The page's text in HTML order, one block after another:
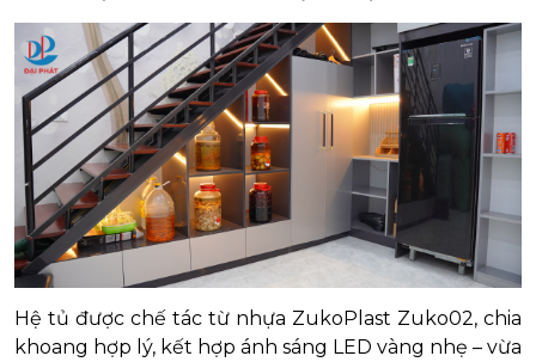
Hệ tủ được chế tác từ nhựa ZukoPlast Zuko02, chia
khoang hợp lý, kết hợp ánh sáng LED vàng nhẹ – vừa